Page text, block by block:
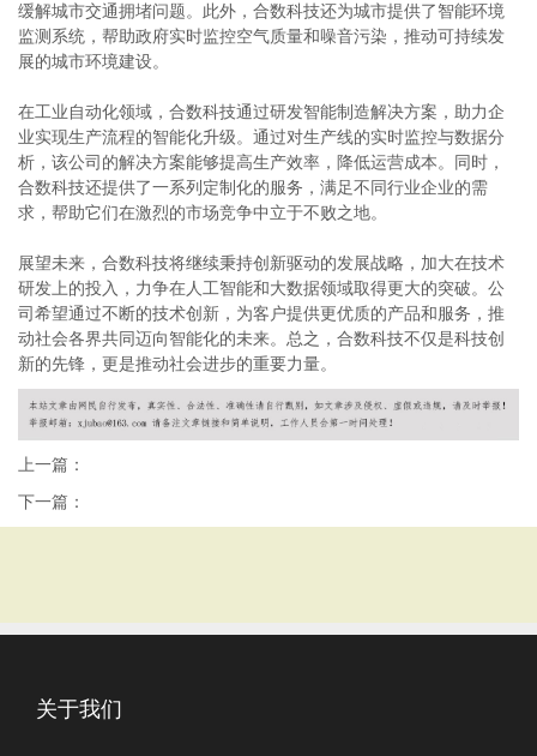
缓解城市交通拥堵问题。此外，合数科技还为城市提供了智能环境
监测系统，帮助政府实时监控空气质量和噪音污染，推动可持续发
展的城市环境建设。
在工业自动化领域，合数科技通过研发智能制造解决方案，助力企
业实现生产流程的智能化升级。通过对生产线的实时监控与数据分
析，该公司的解决方案能够提高生产效率，降低运营成本。同时，
合数科技还提供了一系列定制化的服务，满足不同行业企业的需
求，帮助它们在激烈的市场竞争中立于不败之地。
展望未来，合数科技将继续秉持创新驱动的发展战略，加大在技术
研发上的投入，力争在人工智能和大数据领域取得更大的突破。公
司希望通过不断的技术创新，为客户提供更优质的产品和服务，推
动社会各界共同迈向智能化的未来。总之，合数科技不仅是科技创
新的先锋，更是推动社会进步的重要力量。
上一篇：
下一篇：
关于我们